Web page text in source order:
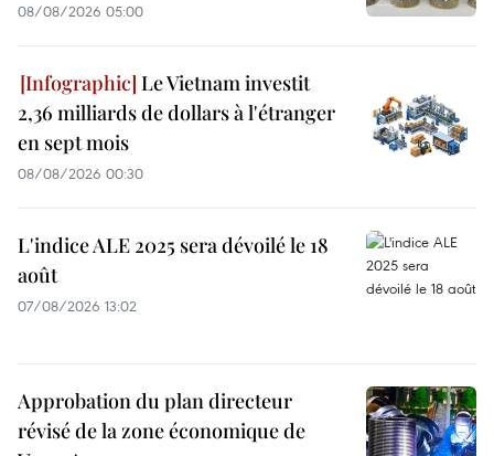
08/08/2026 05:00
Le Vietnam investit
2,36 milliards de dollars à l'étranger
en sept mois
08/08/2026 00:30
L'indice ALE 2025 sera dévoilé le 18
août
07/08/2026 13:02
Approbation du plan directeur
révisé de la zone économique de